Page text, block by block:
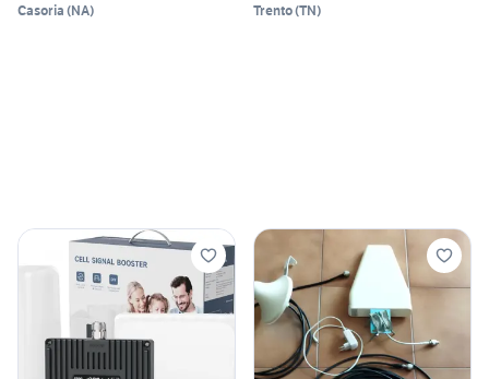
Casoria (NA) Trento(TN)